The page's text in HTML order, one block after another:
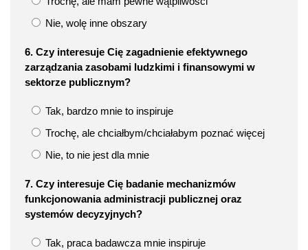
Nie, wolę inne obszary
6. Czy interesuje Cię zagadnienie efektywnego
zarządzania zasobami ludzkimi i finansowymi w
sektorze publicznym?
Tak, bardzo mnie to inspiruje
Trochę, ale chciałbym/chciałabym poznać więcej
Nie, to nie jest dla mnie
7. Czy interesuje Cię badanie mechanizmów
funkcjonowania administracji publicznej oraz
systemów decyzyjnych?
Tak, praca badawcza mnie inspiruje